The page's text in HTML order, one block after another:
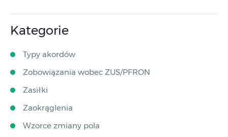
Kategorie
Typy akordów
Zobowiązania wobec ZUS/PFRON
Zasiłki
Zaokrąglenia
Wzorce zmiany pola